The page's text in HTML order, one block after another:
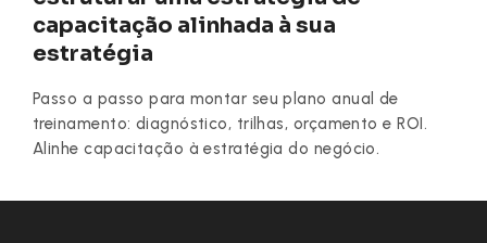
capacitação alinhada à sua
estratégia
Passo a passo para montar seu plano anual de
treinamento: diagnóstico, trilhas, orçamento e ROI.
Alinhe capacitação à estratégia do negócio.